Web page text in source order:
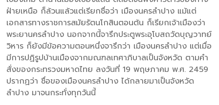
ฝ่ายเหนือ ก็ล้วนแล้วแต่เรียกชื่อว่า เมืองนครลำปาง แม้แต่
เอกสารทางราชการสมัยรัตนโกสินตอนต้น ก็เรียกเจ้าเมืองว่า
พระยานครลำปาง นอกจากนี้จารึกประตูพระอุโบสถวัดบุญวาทย์
วิหาร ก็ยังมีข้อความตอนหนึ่งจารึกว่า เมืองนครลำปาง แต่เมื่อ
มีการปฏิรูปบ้านเมืองจากมณฑลเทศาภิบาลเป็นจังหวัด ตามคำ
สั่งของกระทรวงมหาดไทย ลงวันที่ 19 พฤษภาคม พ.ศ. 2459
ปรากฏว่า ชื่อของเมืองนครลำปาง ได้กลายมาเป็นจังหวัด
ลำปาง มาจนกระทั่งทุกวันนี้